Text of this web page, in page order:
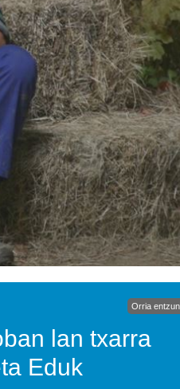
Orria entzun
lan txarra
Eduk